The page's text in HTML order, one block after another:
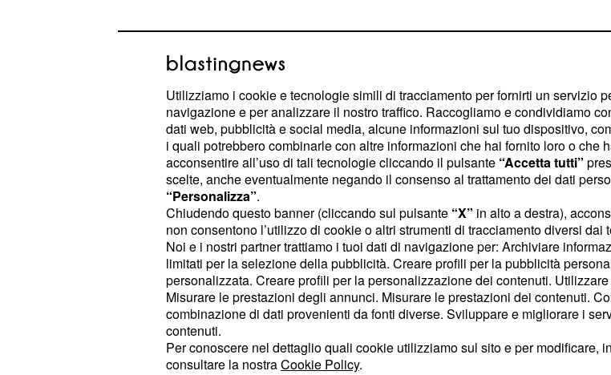
Del Piero, poi, ha parlato anche diAngel Di Maria: "Credo
che sia un fantastico acquisto per la Juventus, un profilo
Del Piero elogia la Juventus
Alessandro Del Piero, qualche giorno fa, ha avuto modo di
vedere un allenamento dellaJuventusa Los Angeles, dove
bianconeri stanno lavorando intensamente per preparare
l'amichevole contro il Real Madrid.
Del Piero ha avuto modo di capire come procede la
Utilizziamo i cookie e tecnologie simili di tracciamento per fornirti un servizio
navigazione e per analizzare il nostro traffico. Raccogliamo e condividiamo
dati web, pubblicità e social media, alcune informazioni sul tuo dispositivo,
i quali potrebbero combinarle con altre informazioni che hai fornito loro o che
acconsentire all’uso di tali tecnologie cliccando il pulsante “Accetta tutti”
scelte, anche eventualmente negando il consenso al trattamento dei dati
“Personalizza”.
Chiudendo questo banner (cliccando sul pulsante “X” in alto a destra),
non consentono l’utilizzo di cookie o altri strumenti di tracciamento diversi dai
Noi e i nostri partner trattiamo i tuoi dati di navigazione per: Archiviare
limitati per la selezione della pubblicità. Creare profili per la pubblicità
personalizzata. Creare profili per la personalizzazione dei contenuti.
Misurare le prestazioni degli annunci. Misurare le prestazioni dei contenuti.
combinazione di dati provenienti da fonti diverse. Sviluppare e migliorare i
contenuti.
Per conoscere nel dettaglio quali cookie utilizziamo sul sito e per modificare,
consultare la nostraCookie Policy.